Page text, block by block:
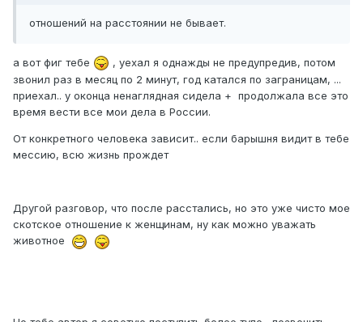
отношений на расстоянии не бывает.
а вот фиг тебе
, уехал я однажды не предупредив, потом
звонил раз в месяц по 2 минут, год катался по заграницам, ...
приехал.. у оконца ненаглядная сидела + продолжала все это
время вести все мои дела в России.
От конкретного человека зависит.. если барышня видит в тебе
мессию, всю жизнь прождет
Другой разговор, что после расстались, но это уже чисто мое
скотское отношение к женщинам, ну как можно уважать
животное